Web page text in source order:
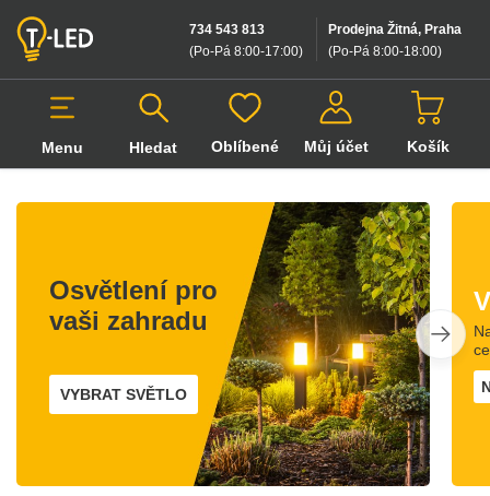
Prodejna Žitná, Praha
(Po-Pá 8:00-18:00)
734 543 813
(Po-Pá 8:00-17:00)
Menu Hledat
Hledat v produktech
Oblíbené Můj účet Košík
Osvětlení pro
vaši zahradu
VYBRAT SVĚTLO